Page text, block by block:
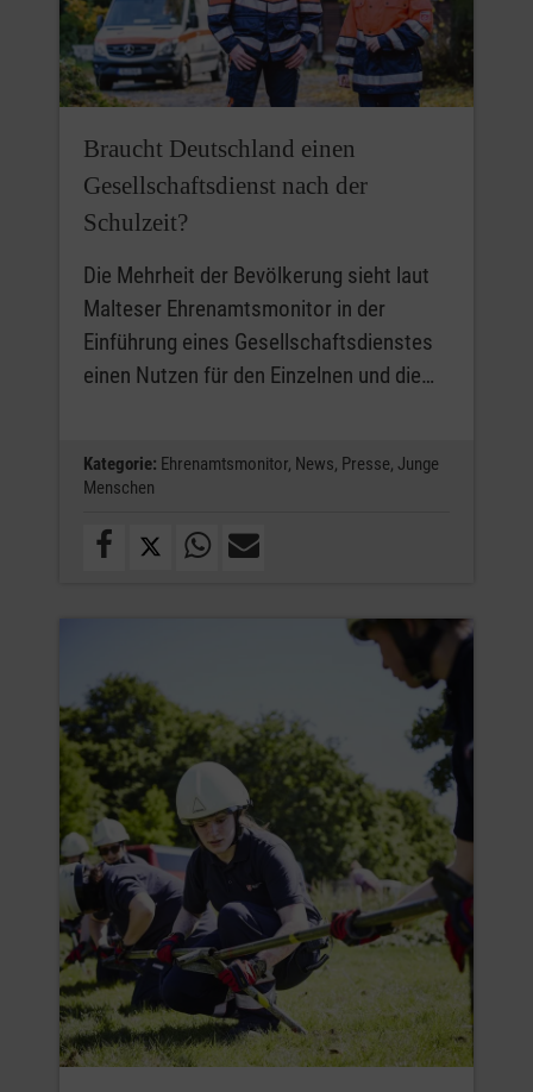
Braucht Deutschland einen
Gesellschaftsdienst nach der
Schulzeit?
Die Mehrheit der Bevölkerung sieht laut
Malteser Ehrenamtsmonitor in der
Einführung eines Gesellschaftsdienstes
einen Nutzen für den Einzelnen und die…
Kategorie: Ehrenamtsmonitor, News, Presse, Junge
Menschen